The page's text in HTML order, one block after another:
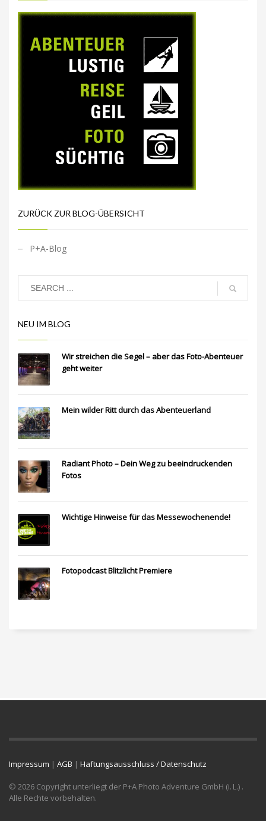
ZURÜCK ZUR BLOG-ÜBERSICHT
P+A-Blog
NEU IM BLOG
Wir streichen die Segel – aber das Foto-Abenteuer
geht weiter
Mein wilder Ritt durch das Abenteuerland
Radiant Photo – Dein Weg zu beeindruckenden
Fotos
Wichtige Hinweise für das Messewochenende!
Fotopodcast Blitzlicht Premiere
Impressum | AGB | Haftungsausschluss / Datenschutz
© 2026 Copyright unterliegt der P+A Photo Adventure GmbH (i. L.) .
Alle Rechte vorbehalten.